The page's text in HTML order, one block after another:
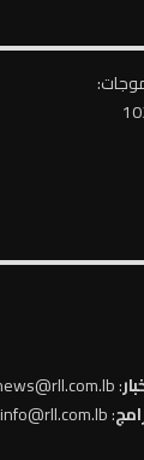
: news@rll.com.lb
: info@rll.com.lb